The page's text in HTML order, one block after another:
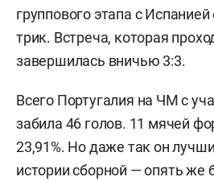
группового этапа с
трик. Встреча, которая
завершилась вничью 3:3.
Всего Португалия на ЧМ с
забила 46 голов. 11 мячей
23,91%. Но даже так он
истории сборной — опять же